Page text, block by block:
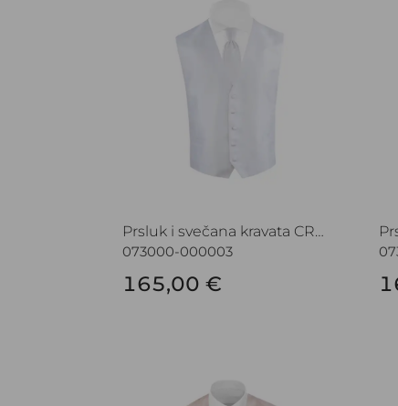
Prsluk i svečana kravata CROATA Festum
073000-000003
165,00 €